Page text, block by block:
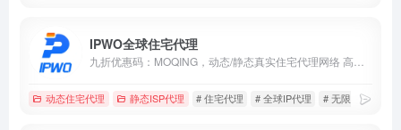
IPWO全球住宅代理
动态住宅代理 静态ISP代理 # 住宅代理 # 全球IP代理 # 无限并发